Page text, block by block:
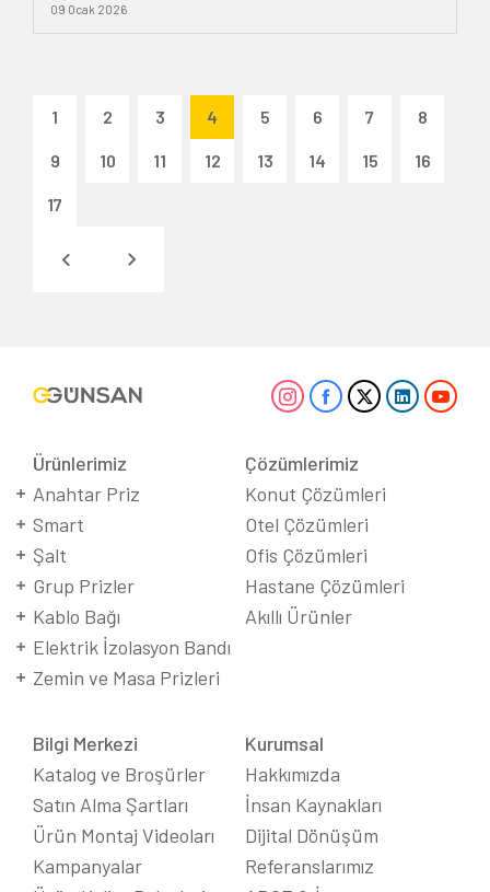
09 Ocak 2026
1 2 3 4 5 6 7 8
9 10 11 12 13 14 15 16
17
Ürünlerimiz
Anahtar Priz
Smart
Şalt
Grup Prizler
Kablo Bağı
Elektrik İzolasyon Bandı
Zemin ve Masa Prizleri
Çözümlerimiz
Konut Çözümleri
Otel Çözümleri
Ofis Çözümleri
Hastane Çözümleri
Akıllı Ürünler
Bilgi Merkezi
Katalog ve Broşürler
Satın Alma Şartları
Ürün Montaj Videoları
Kampanyalar
Kurumsal
Hakkımızda
İnsan Kaynakları
Dijital Dönüşüm
Referanslarımız